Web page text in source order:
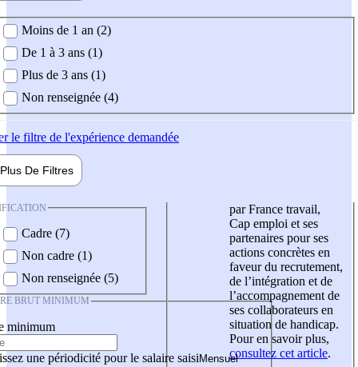
demandée
Moins de 1 an (2)
De 1 à 3 ans (1)
Plus de 3 ans (1)
Non renseignée (4)
le filtre de l'expérience demandée
Plus De Filtres
Cadre (7)
Non cadre (1)
Non renseignée (5)
BRUT MINIMUM
minimum
une périodicité pour le salaire saisi
par France travail,
Cap emploi et ses
partenaires pour ses
actions concrètes en
faveur du recrutement,
de l’intégration et de
l’accompagnement de
ses collaborateurs en
situation de handicap.
Pour en savoir plus,
consultez cet article.